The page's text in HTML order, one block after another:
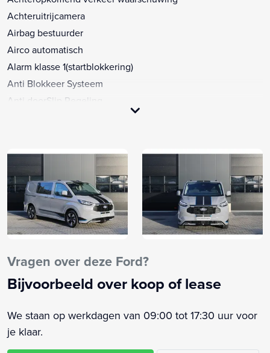
Achteruitrijcamera
Airbag bestuurder
Airco automatisch
Alarm klasse 1(startblokkering)
Anti Blokkeer Systeem
Anti doorSlip Regeling
Automatische snelheidsbegrenzing ISA
Autonome parkeerfunctie
Autonomous Emergency Braking
Bandenspanningscontrolesysteem
Bestuurdersstoel in hoogte verstelbaar
Bluetooth
Buitenspiegels verwarmbaar
Centrale vergrendeling met afstandsbediening
Cruise control
Cruise control adaptief met Stop&Go
Vragen over deze Ford?
Bijvoorbeeld over koop of lease
We staan op werkdagen van 09:00 tot 17:30 uur voor
je klaar.